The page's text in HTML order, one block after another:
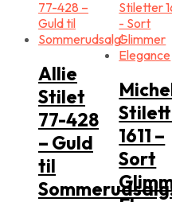
Allie
Stilet
77-428
– Guld
til
1611 –
Sort